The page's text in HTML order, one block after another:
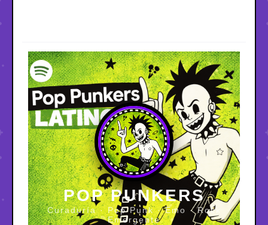
POP PUNKERS
Curaduría · Pop Punk · Emo · Rock
Emergente